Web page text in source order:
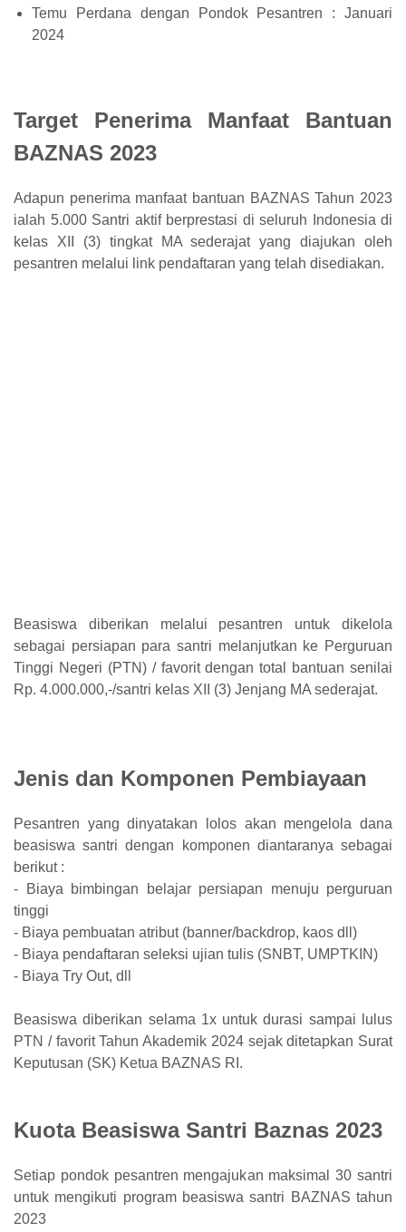
Temu Perdana dengan Pondok Pesantren : Januari
2024
Target Penerima Manfaat Bantuan
BAZNAS 2023
Adapun penerima manfaat bantuan BAZNAS Tahun 2023
ialah 5.000 Santri aktif berprestasi di seluruh Indonesia di
kelas XII (3) tingkat MA sederajat yang diajukan oleh
pesantren melalui link pendaftaran yang telah disediakan.
Beasiswa diberikan melalui pesantren untuk dikelola
sebagai persiapan para santri melanjutkan ke Perguruan
Tinggi Negeri (PTN) / favorit dengan total bantuan senilai
Rp. 4.000.000,-/santri kelas XII (3) Jenjang MA sederajat.
Jenis dan Komponen Pembiayaan
Pesantren yang dinyatakan lolos akan mengelola dana
beasiswa santri dengan komponen diantaranya sebagai
berikut :
- Biaya bimbingan belajar persiapan menuju perguruan
tinggi
- Biaya pembuatan atribut (banner/backdrop, kaos dll)
- Biaya pendaftaran seleksi ujian tulis (SNBT, UMPTKIN)
- Biaya Try Out, dll
Beasiswa diberikan selama 1x untuk durasi sampai lulus
PTN / favorit Tahun Akademik 2024 sejak ditetapkan Surat
Keputusan (SK) Ketua BAZNAS RI.
Kuota Beasiswa Santri Baznas 2023
Setiap pondok pesantren mengajukan maksimal 30 santri
untuk mengikuti program beasiswa santri BAZNAS tahun
2023